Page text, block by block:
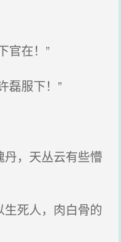
官在！”
磊服下！”
，天丛云有些懵
死人，肉白骨的